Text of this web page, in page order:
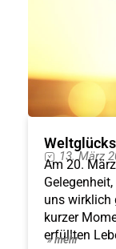
13. März
Am 20.
uns wirklich
kurzer
erfüllten
» mehr